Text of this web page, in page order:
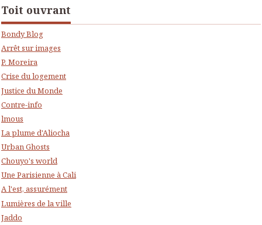
Toit ouvrant
Bondy Blog
Arrêt sur images
P. Moreira
Crise du logement
Justice du Monde
Contre-info
lmous
La plume d'Aliocha
Urban Ghosts
Chouyo's world
Une Parisienne à Cali
A l'est, assurément
Lumières de la ville
Jaddo